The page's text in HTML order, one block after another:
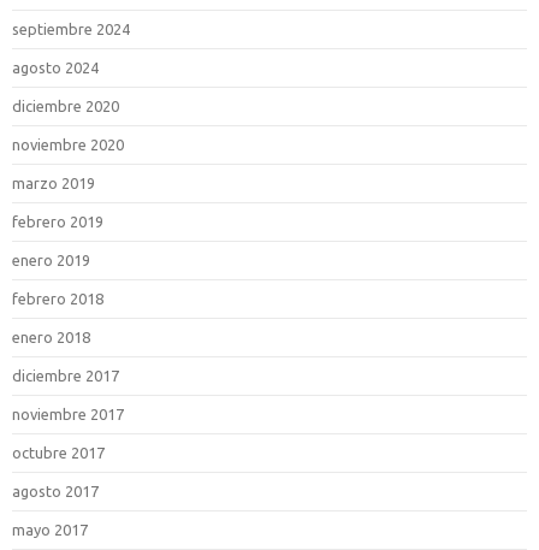
septiembre 2024
agosto 2024
diciembre 2020
noviembre 2020
marzo 2019
febrero 2019
enero 2019
febrero 2018
enero 2018
diciembre 2017
noviembre 2017
octubre 2017
agosto 2017
mayo 2017